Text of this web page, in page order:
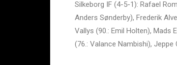
Silkeborg IF (4-5-1): Rafael
Anders Sønderby), Frederik
Vallys (90.: Emil Holten), Mads
(76.: Valance Nambishi),